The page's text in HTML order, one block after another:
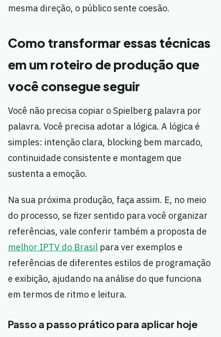
mesma direção, o público sente coesão.
Como transformar essas técnicas
em um roteiro de produção que
você consegue seguir
Você não precisa copiar o Spielberg palavra por
palavra. Você precisa adotar a lógica. A lógica é
simples: intenção clara, blocking bem marcado,
continuidade consistente e montagem que
sustenta a emoção.
Na sua próxima produção, faça assim. E, no meio
do processo, se fizer sentido para você organizar
referências, vale conferir também a proposta de
melhor IPTV do Brasil para ver exemplos e
referências de diferentes estilos de programação
e exibição, ajudando na análise do que funciona
em termos de ritmo e leitura.
Passo a passo prático para aplicar hoje